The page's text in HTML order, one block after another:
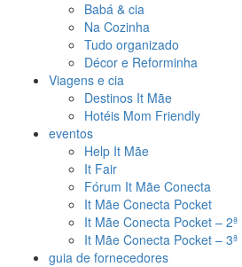
Babá & cia
Na Cozinha
Tudo organizado
Décor e Reforminha
Viagens e cia
Destinos It Mãe
Hotéis Mom Friendly
eventos
Help It Mãe
It Fair
Fórum It Mãe Conecta
It Mãe Conecta Pocket
It Mãe Conecta Pocket – 2ª
It Mãe Conecta Pocket – 3ª
guia de fornecedores